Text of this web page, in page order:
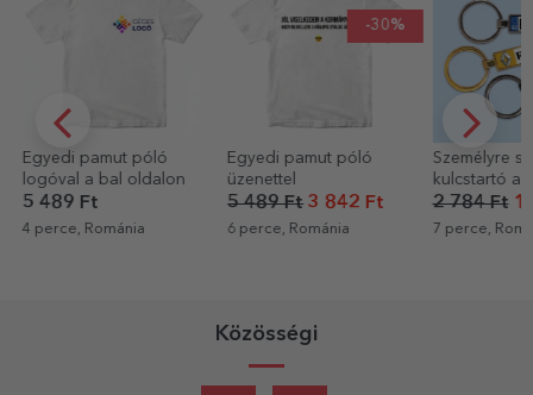
Egyedi pamut póló
logóval a bal oldalon
5 489 Ft
4 perce, Románia
-30%
Egyedi pamut póló
üzenettel
5 489 Ft3 842 Ft
6 perce, Románia
Személyre
kulcstartó
2 784 Ft1
7 perce,
Közösségi